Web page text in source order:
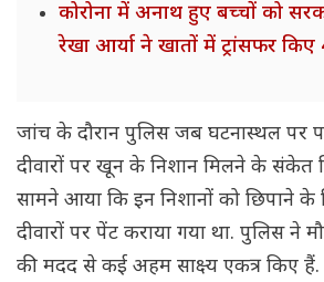
कोरोना में अनाथ हुए बच्चों को
रेखा आर्या ने खातों में ट्रांसफर
जांच के दौरान पुलिस जब घटनास्थल पर
दीवारों पर खून के निशान मिलने के संकेत
सामने आया कि इन निशानों को छिपाने के
दीवारों पर पेंट कराया गया था. पुलिस ने
की मदद से कई अहम साक्ष्य एकत्र किए हैं.